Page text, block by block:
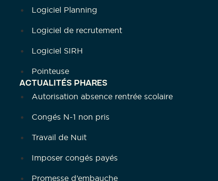
Logiciel Planning
Logiciel de recrutement
Logiciel SIRH
Pointeuse
ACTUALITÉS PHARES
Autorisation absence rentrée scolaire
Congés N-1 non pris
Travail de Nuit
Imposer congés payés
Promesse d’embauche